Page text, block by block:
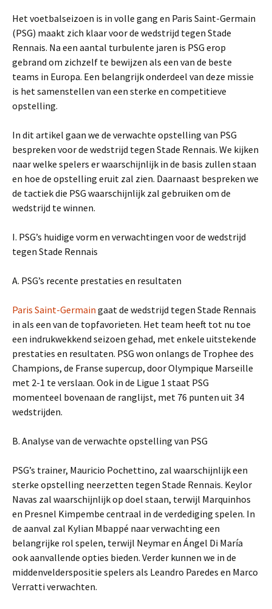
Het voetbalseizoen is in volle gang en Paris Saint-Germain
(PSG) maakt zich klaar voor de wedstrijd tegen Stade
Rennais. Na een aantal turbulente jaren is PSG erop
gebrand om zichzelf te bewijzen als een van de beste
teams in Europa. Een belangrijk onderdeel van deze missie
is het samenstellen van een sterke en competitieve
opstelling.
In dit artikel gaan we de verwachte opstelling van PSG
bespreken voor de wedstrijd tegen Stade Rennais. We kijken
naar welke spelers er waarschijnlijk in de basis zullen staan
en hoe de opstelling eruit zal zien. Daarnaast bespreken we
de tactiek die PSG waarschijnlijk zal gebruiken om de
wedstrijd te winnen.
I. PSG’s huidige vorm en verwachtingen voor de wedstrijd
tegen Stade Rennais
A. PSG’s recente prestaties en resultaten
Paris Saint-Germain gaat de wedstrijd tegen Stade Rennais
in als een van de topfavorieten. Het team heeft tot nu toe
een indrukwekkend seizoen gehad, met enkele uitstekende
prestaties en resultaten. PSG won onlangs de Trophee des
Champions, de Franse supercup, door Olympique Marseille
met 2-1 te verslaan. Ook in de Ligue 1 staat PSG
momenteel bovenaan de ranglijst, met 76 punten uit 34
wedstrijden.
B. Analyse van de verwachte opstelling van PSG
PSG’s trainer, Mauricio Pochettino, zal waarschijnlijk een
sterke opstelling neerzetten tegen Stade Rennais. Keylor
Navas zal waarschijnlijk op doel staan, terwijl Marquinhos
en Presnel Kimpembe centraal in de verdediging spelen. In
de aanval zal Kylian Mbappé naar verwachting een
belangrijke rol spelen, terwijl Neymar en Ángel Di María
ook aanvallende opties bieden. Verder kunnen we in de
middenvelderspositie spelers als Leandro Paredes en Marco
Verratti verwachten.